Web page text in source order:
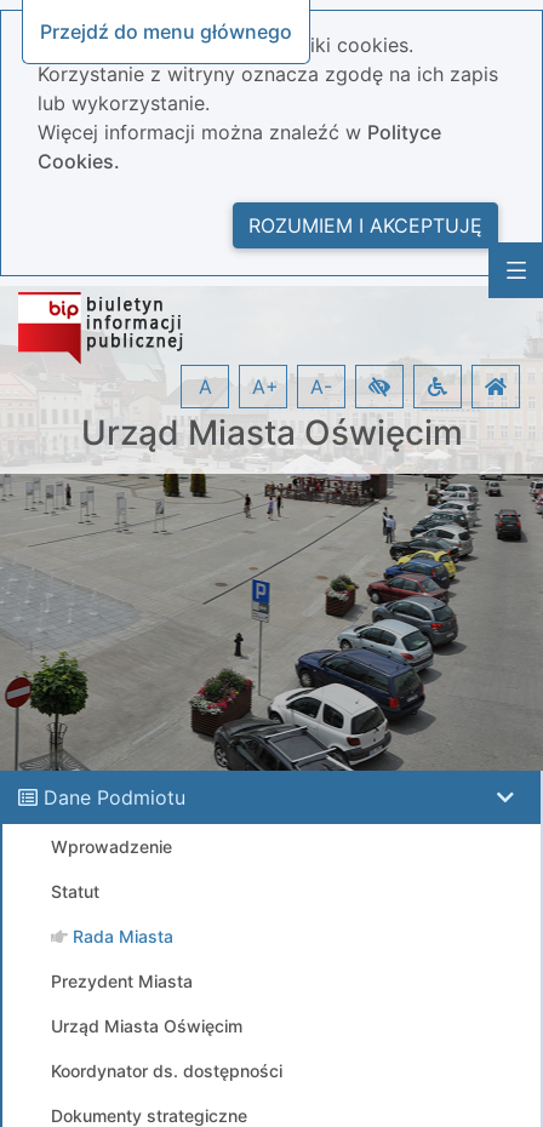
Przejdź do menu głównego
Nasza strona wykorzystuje pliki cookies.
Korzystanie z witryny oznacza zgodę na ich zapis
lub wykorzystanie.
Więcej informacji można znaleźć w Polityce
Cookies.
ROZUMIEM I AKCEPTUJĘ
Urząd Miasta Oświęcim
A A+ A-
Dane Podmiotu
Wprowadzenie
Statut
Rada Miasta
Prezydent Miasta
Urząd Miasta Oświęcim
Koordynator ds. dostępności
Dokumenty strategiczne